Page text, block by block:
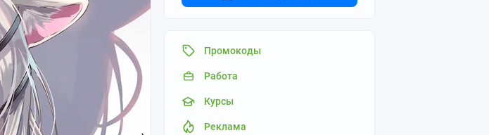
Промокоды
Работа
Курсы
Реклама